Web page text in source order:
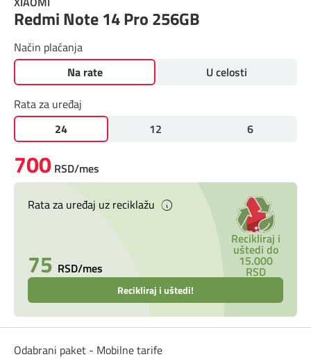
Prilagođeno tebi
Putuj pametnije
Redmi Note 14 Pro 256GB
Način plaćanja
Na rate
U celosti
Rata za uređaj
24
12 6
700 RSD/mes
Rata za uređaj uz reciklažu
75 RSD/mes
Recikliraj i
uštedi do
15.000
RSD
Recikliraj i uštedi!
Odabrani paket - Mobilne tarife